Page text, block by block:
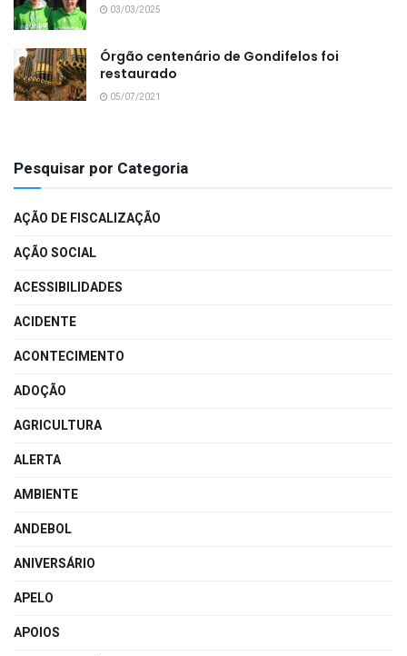
03/03/2025
Órgão centenário de Gondifelos foi
restaurado
05/07/2021
Pesquisar por Categoria
AÇÃO DE FISCALIZAÇÃO
AÇÃO SOCIAL
ACESSIBILIDADES
ACIDENTE
ACONTECIMENTO
ADOÇÃO
AGRICULTURA
ALERTA
AMBIENTE
ANDEBOL
ANIVERSÁRIO
APELO
APOIOS